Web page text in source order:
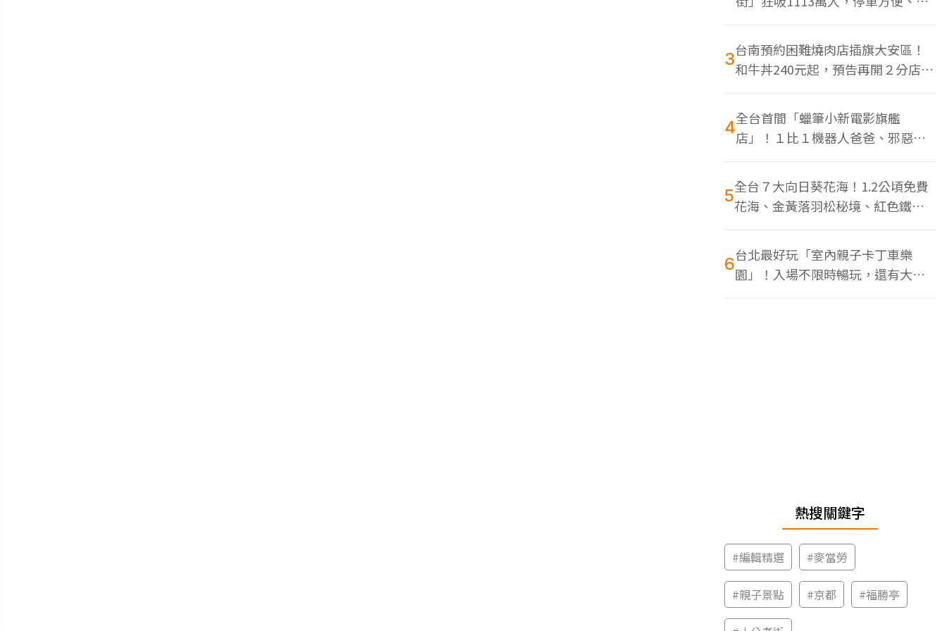
色美食多
3台南預約困難燒肉店插旗大安區！
和牛丼240元起，預告再開２分店、
地點曝光
4全台首間「蠟筆小新電影旗艦
店」！１比１機器人爸爸、邪惡正
男，百款周邊買翻
5全台７大向日葵花海！1.2公頃免費
花海、金黃落羽松秘境、紅色鐵橋
同框
6台北最好玩「室內親子卡丁車樂
園」！入場不限時暢玩，還有大螢
幕Switch遊戲區
熱搜關鍵字
#編輯精選 #麥當勞
#親子景點 #京都 #福勝亭